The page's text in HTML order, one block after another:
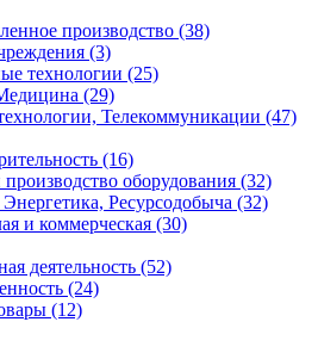
производство (38)
(3)
технологии (25)
(29)
Телекоммуникации (47)
(16)
оборудования (32)
Ресурсодобыча (32)
и коммерческая (30)
деятельность (52)
(24)
(12)